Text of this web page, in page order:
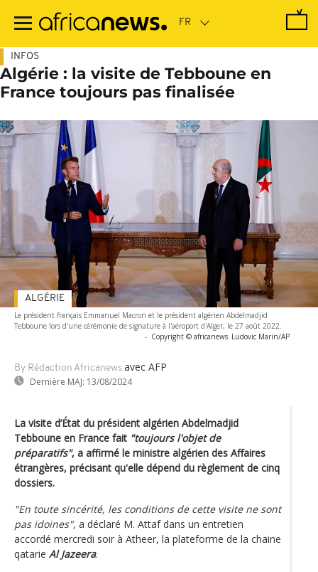
contenu
INFOS
Algérie : la visite de Tebboune en
France toujours pas finalisée
Le président français Emmanuel Macron et le président algérien Abdelmadjid
Tebboune lors d'une cérémonie de signature à l'aéroport d'Alger, le 27 août 2022.
- Copyright © africanews Ludovic Marin/AP
By Rédaction Africanews avec AFP
Dernière MAJ: 13/08/2024
ALGÉRIE
La visite d’État du président algérien Abdelmadjid
Tebboune en France fait "toujours l'objet de
préparatifs", a affirmé le ministre algérien des Affaires
étrangères, précisant qu'elle dépend du règlement de cinq
dossiers.
"En toute sincérité, les conditions de cette visite ne sont
pas idoines", a déclaré M. Attaf dans un entretien
accordé mercredi soir à Atheer, la plateforme de la chaine
qatarie Al Jazeera.